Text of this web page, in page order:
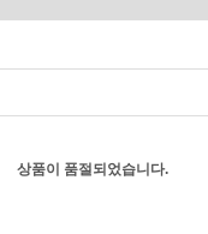
상품이 품절되었습니다.